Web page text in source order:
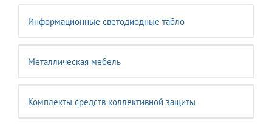
Информационные светодиодные табло
Металлическая мебель
Комплекты средств коллективной защиты